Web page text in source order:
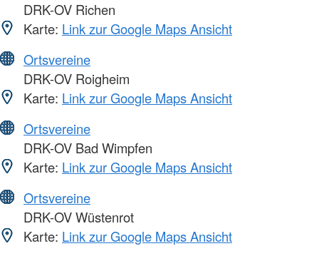
DRK-OV Richen
Karte: Link zur Google Maps Ansicht
Ortsvereine
DRK-OV Roigheim
Karte: Link zur Google Maps Ansicht
Ortsvereine
DRK-OV Bad Wimpfen
Karte: Link zur Google Maps Ansicht
Ortsvereine
DRK-OV Wüstenrot
Karte: Link zur Google Maps Ansicht